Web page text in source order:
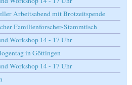
Arbeitsabend mit Brotzeitspende
Familienforscher-Stammtisch
Workshop 14 - 17 Uhr
in Göttingen
Workshop 14 - 17 Uhr